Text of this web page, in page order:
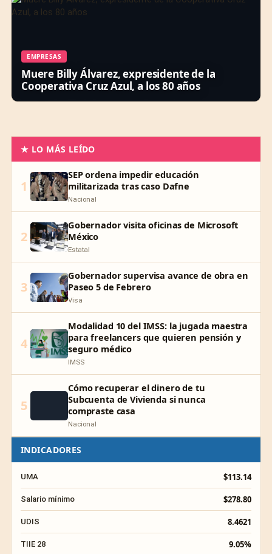
EMPRESAS
Muere Billy Álvarez, expresidente de la
Cooperativa Cruz Azul, a los 80 años
★ LO MÁS LEÍDO
1
SEP ordena impedir educación
militarizada tras caso Dafne
Nacional
2
Gobernador visita oficinas de Microsoft
México
Estatal
3
Gobernador supervisa avance de obra en
Paseo 5 de Febrero
Visa
4
Modalidad 10 del IMSS: la jugada maestra
para freelancers que quieren pensión y
seguro médico
IMSS
5
Cómo recuperar el dinero de tu
Subcuenta de Vivienda si nunca
compraste casa
Nacional
INDICADORES
UMA $113.14
Salario mínimo $278.80
UDIS 8.4621
TIIE 28 9.05%